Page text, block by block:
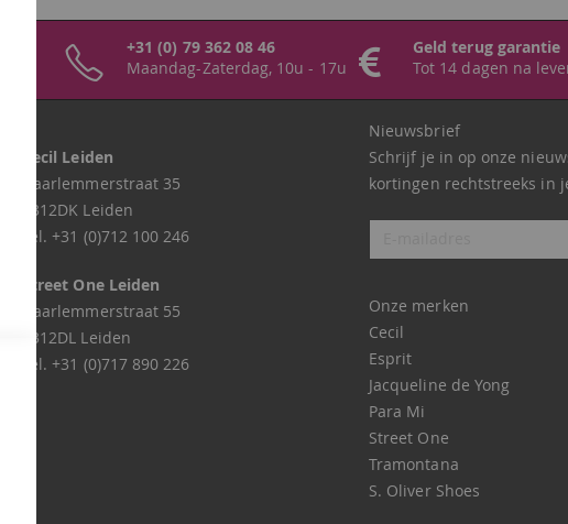
+31 (0) 79 362 08 46
Maandag-Zaterdag, 10u - 17u
Geld terug garantie
Tot 14 dagen na
Cecil Leiden
Haarlemmerstraat 35
2312DK Leiden
Tel. +31 (0)712 100 246
Street One Leiden
Haarlemmerstraat 55
2312DL Leiden
Tel. +31 (0)717 890 226
Nieuwsbrief
Schrijf je in op onze
kortingen rechtstreeks in
Onze merken
Cecil
Esprit
Jacqueline de Yong
Para Mi
Street One
Tramontana
S. Oliver Shoes